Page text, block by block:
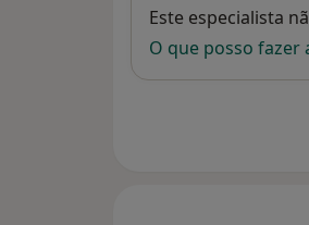
Disponibilidade
Este especialista
O que posso fazer